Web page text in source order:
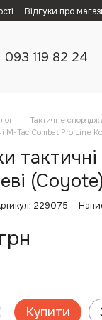
Відгуки про
093 119 82 24
Тактичне
M-Tac Combat Pro Line
229075
Купити